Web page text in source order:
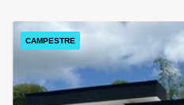
CAMPESTRE